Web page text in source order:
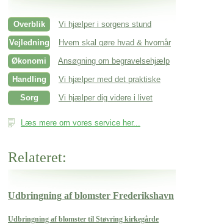
Overblik
Vi hjælper i sorgens stund
Vejledning
Hvem skal gøre hvad & hvornår
Økonomi
Ansøgning om begravelsehjælp
Handling
Vi hjælper med det praktiske
Sorg
Vi hjælper dig videre i livet
Læs mere om vores service her...
Relateret:
Udbringning af blomster Frederikshavn
Udbringning af blomster til Støvring kirkegårde